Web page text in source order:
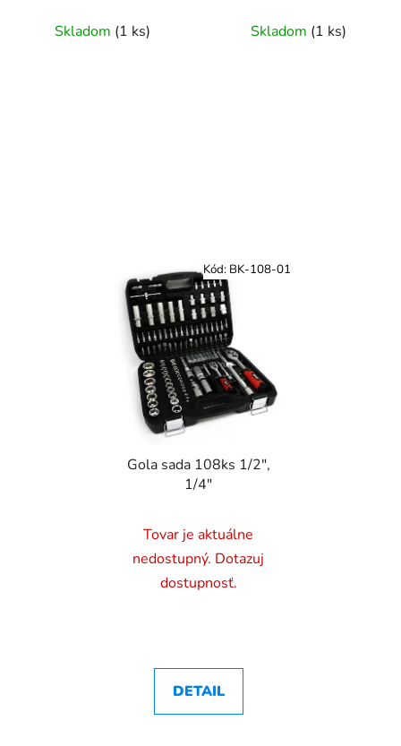
Skladom (1 ks)
dielna 1/4",1/2"
Skladom (1 ks)
Gola sada 108ks 1/2",
1/4"
Tovar je aktuálne
nedostupný. Dotazuj
dostupnosť.
DETAIL
Kód: BK-108-01